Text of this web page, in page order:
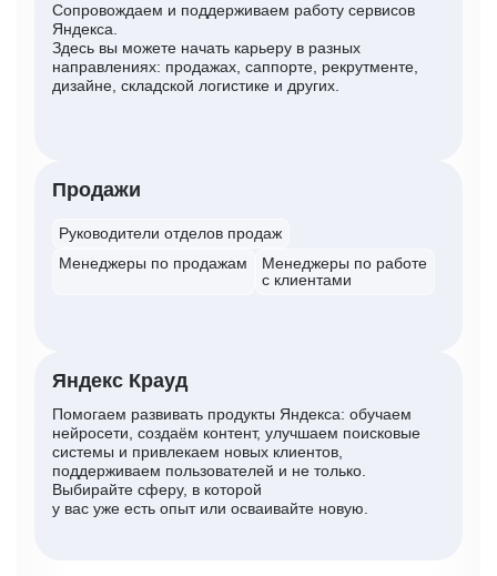
Сопровождаем и поддерживаем работу сервисов
Яндекса.
Здесь вы можете начать карьеру в разных
направлениях: продажах, саппорте, рекрутменте,
дизайне, складской логистике и других.
Продажи
Руководители отделов продаж
Менеджеры по продажам
Менеджеры по работе
с клиентами
Яндекс Крауд
Помогаем развивать продукты Яндекса: обучаем
нейросети, создаём контент, улучшаем поисковые
системы и привлекаем новых клиентов,
поддерживаем пользователей и не только.
Выбирайте сферу, в которой
у вас уже есть опыт или осваивайте новую.